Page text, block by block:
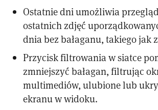
Ostatnie dni umożliwia
ostatnich zdjęć
dnia bez bałaganu, takiego jak
Przycisk filtrowania w siatce
zmniejszyć bałagan, filtrując
multimediów, ulubione lub
ekranu w widoku.